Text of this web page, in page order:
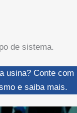
de sistema.
usina? Conte com
e saiba mais.